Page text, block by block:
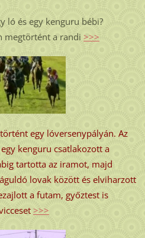
ló és egy kenguru bébi?
megtörtént a randi >>>
egy lóversenypályán. Az
kenguru csatlakozott a
tartotta az iramot, majd
lovak között és elviharzott
a futam, győztest is
>>>